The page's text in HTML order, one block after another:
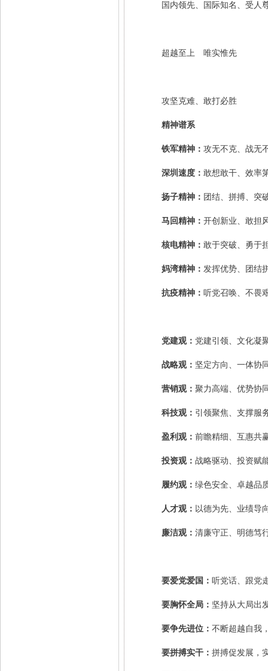
国内领先、国际知名、受人
超越至上 唯实惟先
攻坚克难、敢打必胜
精神谱系
铁军精神： 攻无不克、战无
深圳速度： 敢想敢干、效率
扬子精神： 团结、拼搏、突
马回精神： 开创新业、敢担
核电精神： 敢于突破、勇于
妈湾精神： 发挥优势、团结
抗疫精神： 听党召唤、不畏
党建观： 党建引领、文化凝
战略观： 坚定方向、一体协
营销观： 聚力高端、优势协
科技观： 引领聚焦、支撑服
盈利观： 前瞻精细、互惠共
投资观： 战略驱动、投资赋
履约观： 绿色安全、卓越品
人才观： 以德为先、业绩导
廉洁观： 清廉守正、明德笃
要爱党爱国： 听党话、跟党
要胸怀全局： 坚持从大局出
要争先进位： 不断超越自我
要拼搏实干： 拼搏促发展，